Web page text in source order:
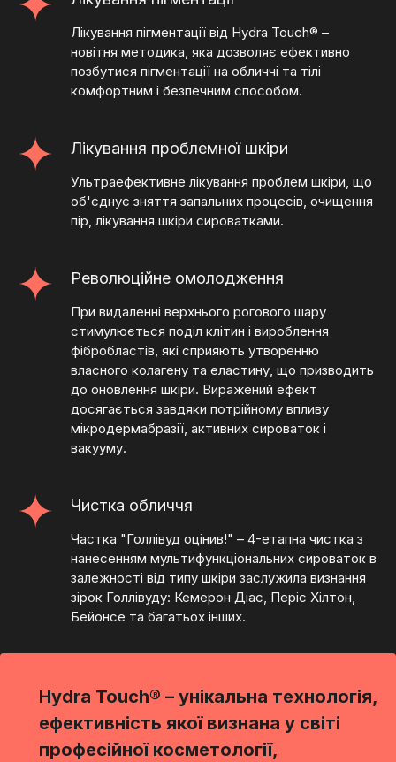
Лікування пігментації від Hydra Touch® –
новітня методика, яка дозволяє ефективно
позбутися пігментації на обличчі та тілі
комфортним і безпечним способом.
Лікування проблемної шкіри
Ультраефективне лікування проблем шкіри, що
об'єднує зняття запальних процесів, очищення
пір, лікування шкіри сироватками.
Революційне омолодження
При видаленні верхнього рогового шару
стимулюється поділ клітин і вироблення
фібробластів, які сприяють утворенню
власного колагену та еластину, що призводить
до оновлення шкіри. Виражений ефект
досягається завдяки потрійному впливу
мікродермабразії, активних сироваток і
вакууму.
Чистка обличчя
Частка "Голлівуд оцінив!" – 4-етапна чистка з
нанесенням мультифункціональних сироваток в
залежності від типу шкіри заслужила визнання
зірок Голлівуду: Кемерон Діас, Періс Хілтон,
Бейонсе та багатьох інших.
Hydra Touch® – унікальна технологія,
ефективність якої визнана у світі
професійної косметології,